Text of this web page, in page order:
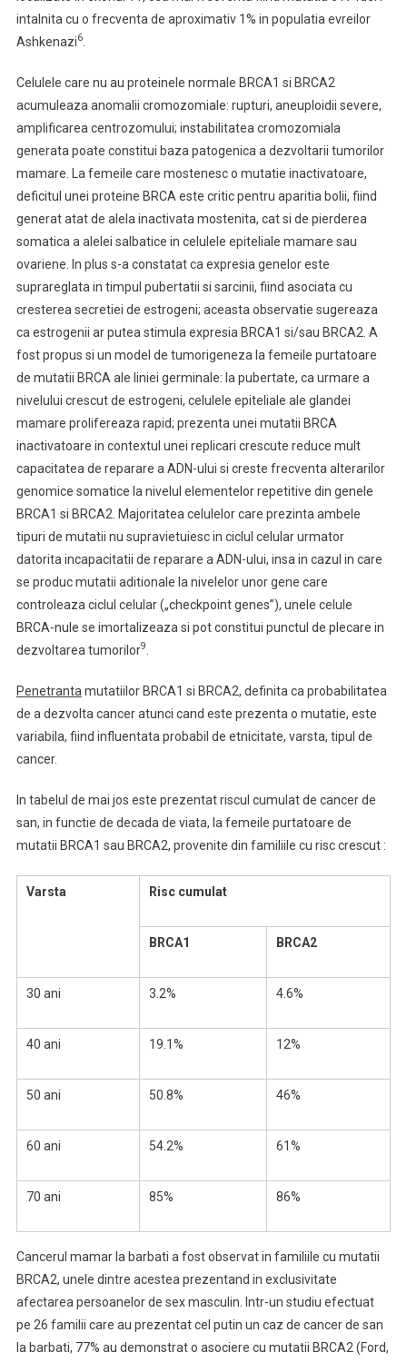
intalnita cu o frecventa de aproximativ 1% in populatia evreilor
Ashkenazi6.
Celulele care nu au proteinele normale BRCA1 si BRCA2
acumuleaza anomalii cromozomiale: rupturi, aneuploidii severe,
amplificarea centrozomului; instabilitatea cromozomiala
generata poate constitui baza patogenica a dezvoltarii tumorilor
mamare. La femeile care mostenesc o mutatie inactivatoare,
deficitul unei proteine BRCA este critic pentru aparitia bolii, fiind
generat atat de alela inactivata mostenita, cat si de pierderea
somatica a alelei salbatice in celulele epiteliale mamare sau
ovariene. In plus s-a constatat ca expresia genelor este
suprareglata in timpul pubertatii si sarcinii, fiind asociata cu
cresterea secretiei de estrogeni; aceasta observatie sugereaza
ca estrogenii ar putea stimula expresia BRCA1 si/sau BRCA2. A
fost propus si un model de tumorigeneza la femeile purtatoare
de mutatii BRCA ale liniei germinale: la pubertate, ca urmare a
nivelului crescut de estrogeni, celulele epiteliale ale glandei
mamare prolifereaza rapid; prezenta unei mutatii BRCA
inactivatoare in contextul unei replicari crescute reduce mult
capacitatea de reparare a ADN-ului si creste frecventa alterarilor
genomice somatice la nivelul elementelor repetitive din genele
BRCA1 si BRCA2. Majoritatea celulelor care prezinta ambele
tipuri de mutatii nu supravietuiesc in ciclul celular urmator
datorita incapacitatii de reparare a ADN-ului, insa in cazul in care
se produc mutatii aditionale la nivelelor unor gene care
controleaza ciclul celular („checkpoint genes”), unele celule
BRCA-nule se imortalizeaza si pot constitui punctul de plecare in
dezvoltarea tumorilor9
Penetranta mutatiilor BRCA1 si BRCA2, definita ca probabilitatea
de a dezvolta cancer atunci cand este prezenta o mutatie, este
variabila, fiind influentata probabil de etnicitate, varsta, tipul de
cancer.
In tabelul de mai jos este prezentat riscul cumulat de cancer de
san, in functie de decada de viata, la femeile purtatoare de
mutatii BRCA1 sau BRCA2, provenite din familiile cu risc crescut :
Varsta Risc cumulat
BRCA1 BRCA2
30 ani 3.2% 4.6%
40 ani 19.1% 12%
50 ani 50.8% 46%
60 ani 54.2% 61%
70 ani 85% 86%
Cancerul mamar la barbati a fost observat in familiile cu mutatii
BRCA2, unele dintre acestea prezentand in exclusivitate
afectarea persoanelor de sex masculin. Intr-un studiu efectuat
pe 26 familii care au prezentat cel putin un caz de cancer de san
la barbati, 77% au demonstrat o asociere cu mutatii BRCA2 (Ford,